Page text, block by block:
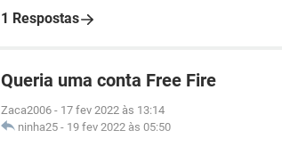
1 Respostas
Queria uma conta Free Fire
Zaca2006 - 17 fev 2022 às 13:14
ninha25 - 19 fev 2022 às 05:50